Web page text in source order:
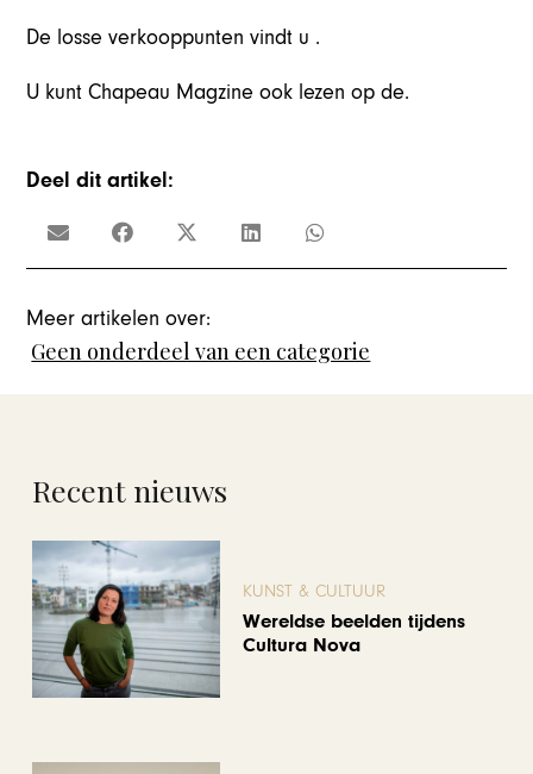
De losse verkooppunten vindt u .
U kunt Chapeau Magzine ook lezen op de.
Deel dit artikel:
Meer artikelen over:
Geen onderdeel van een categorie
Recent nieuws
KUNST & CULTUUR
Wereldse beelden tijdens
Cultura Nova